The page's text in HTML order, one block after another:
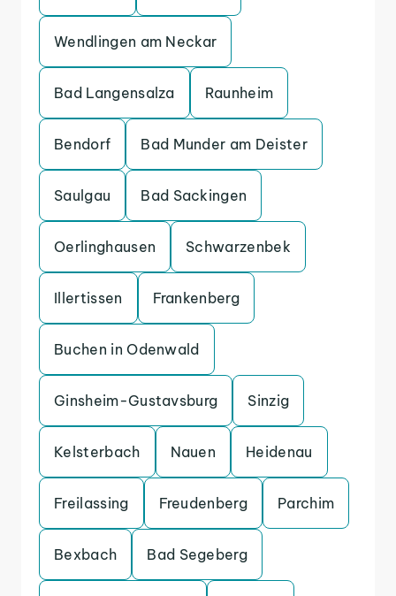
Wendlingen am Neckar
Bad Langensalza Raunheim
Bendorf Bad Munder am Deister
Saulgau Bad Sackingen
Oerlinghausen Schwarzenbek
Illertissen Frankenberg
Buchen in Odenwald
Ginsheim-Gustavsburg Sinzig
Kelsterbach Nauen Heidenau
Freilassing Freudenberg Parchim
Bexbach Bad Segeberg